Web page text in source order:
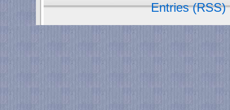
Entries (RSS)